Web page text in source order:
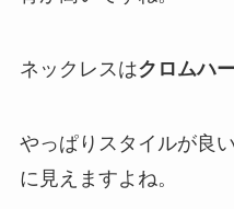
ネックレスはクロムハ
やっぱりスタイルが良
に見えますよね。